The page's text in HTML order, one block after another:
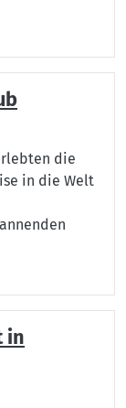
die
in die Welt
in